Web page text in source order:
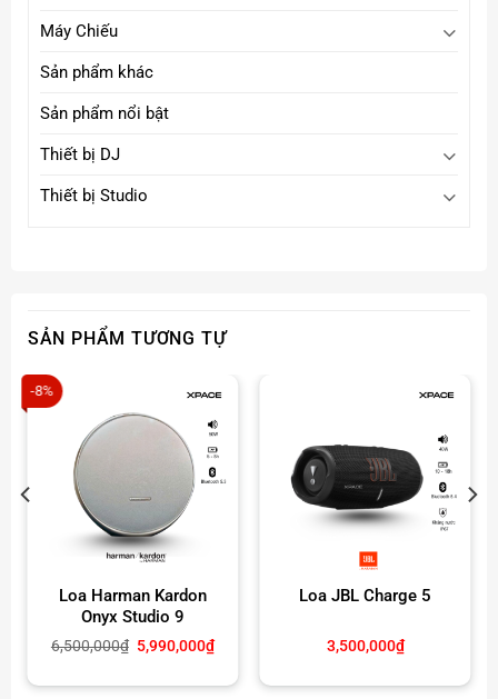
Loa Harman Aura 5
là sự lựa chọn hoàn hảo cho những
ai muốn sở hữu một chiếc loa LED màu , thiết kế đẹp ,
âm bass sâu
Xem thêm các dòng khácClick tại đây
Xpace Lighting
Máy Chiếu
Sản phẩm khác
Sản phẩm nổi bật
Thiết bị DJ
Thiết bị Studio
SẢN PHẨM TƯƠNG TỰ
-8%
Loa Harman Kardon
Onyx Studio 9
6,500,000₫ Giá
gốc
6,500,000₫.
5,990,000₫Giá
hiện
là:
Loa JBL Charge 5
3,500,000₫